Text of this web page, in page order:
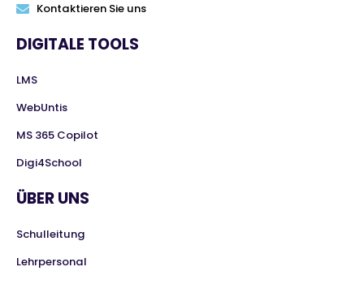
Kontaktieren Sie uns
DIGITALE TOOLS
LMS
WebUntis
MS 365 Copilot
Digi4School
ÜBER UNS
Schulleitung
Lehrpersonal